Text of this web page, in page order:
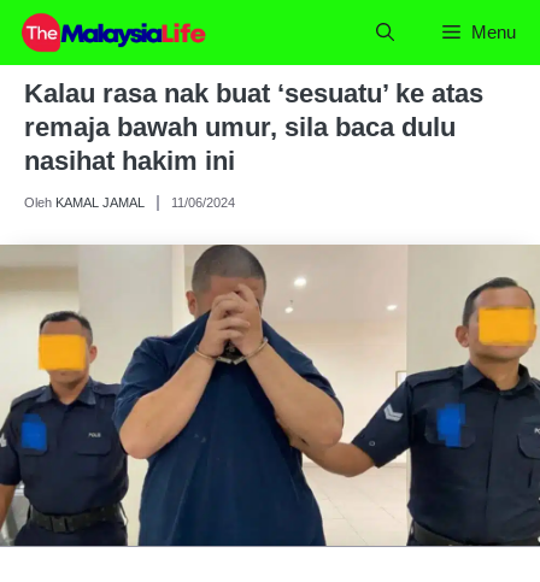
Skip
content
Menu
Kalau rasa nak buat ‘sesuatu’ ke atas
remaja bawah umur, sila baca dulu
nasihat hakim ini
Oleh KAMAL JAMAL 11/06/2024